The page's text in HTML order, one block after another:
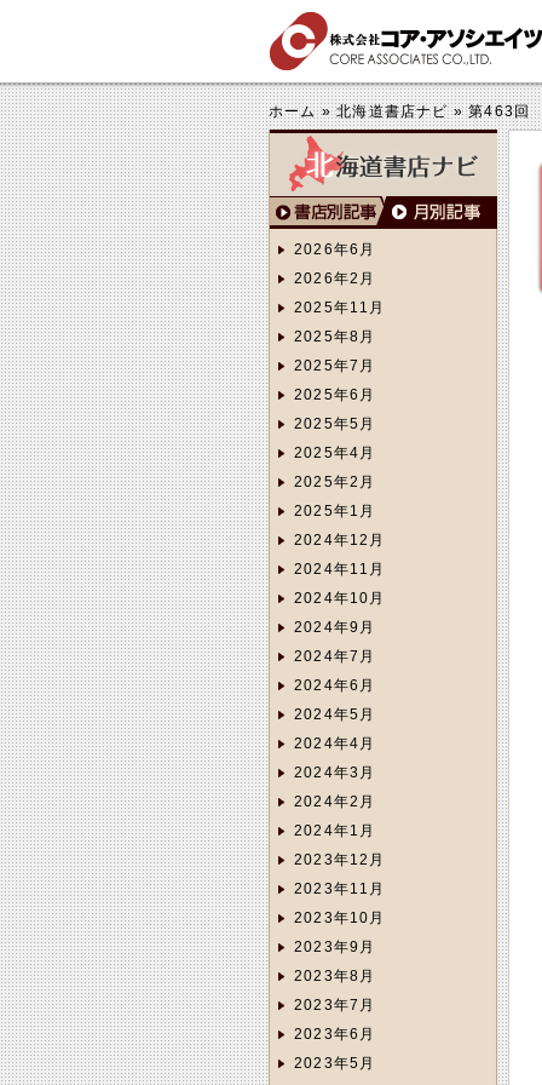
ホーム»北海道書店ナビ»第463回
2026年6月
2026年2月
2025年11月
2025年8月
2025年7月
2025年6月
2025年5月
2025年4月
2025年2月
2025年1月
2024年12月
2024年11月
2024年10月
2024年9月
2024年7月
2024年6月
2024年5月
2024年4月
2024年3月
2024年2月
2024年1月
2023年12月
2023年11月
2023年10月
2023年9月
2023年8月
2023年7月
2023年6月
2023年5月